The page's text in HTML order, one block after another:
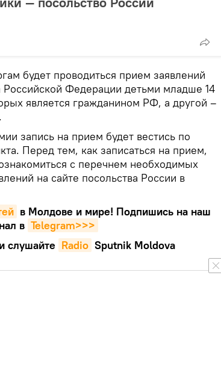
будет проводиться прием заявлений
Российской Федерации детьми младше 14
является гражданином РФ, а другой –
запись на прием будет вестись по
Перед тем, как записаться на прием,
с перечнем необходимых
на сайте посольства России в
в Молдове и мире! Подпишись на наш
в Telegram>>>
и слушайте Radio Sputnik Moldova